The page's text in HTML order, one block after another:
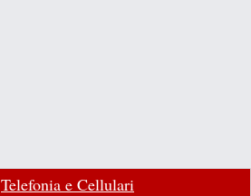
Telefonia e Cellulari